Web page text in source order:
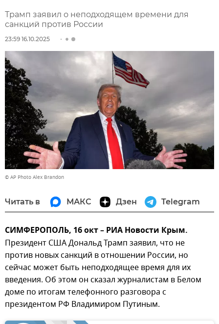
Трамп заявил о неподходящем времени для
санкций против России
23:59 16.10.2025
© AP Photo Alex Brandon
Читать в МАКС Дзен Telegram
СИМФЕРОПОЛЬ, 16 окт – РИА Новости Крым.
Президент США Дональд Трамп заявил, что не
против новых санкций в отношении России, но
сейчас может быть неподходящее время для их
введения. Об этом он сказал журналистам в Белом
доме по итогам телефонного разговора с
президентом РФ Владимиром Путиным.